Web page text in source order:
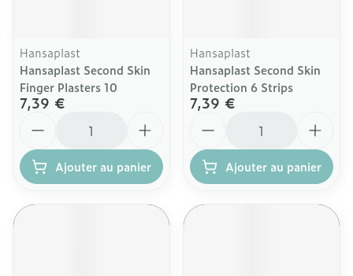
Hansaplast
Hansaplast Second Skin
Finger Plasters 10
7,39 €
Ajouter au panier
Hansaplast
Hansaplast Second Skin
Protection 6 Strips
7,39 €
Ajouter au panier